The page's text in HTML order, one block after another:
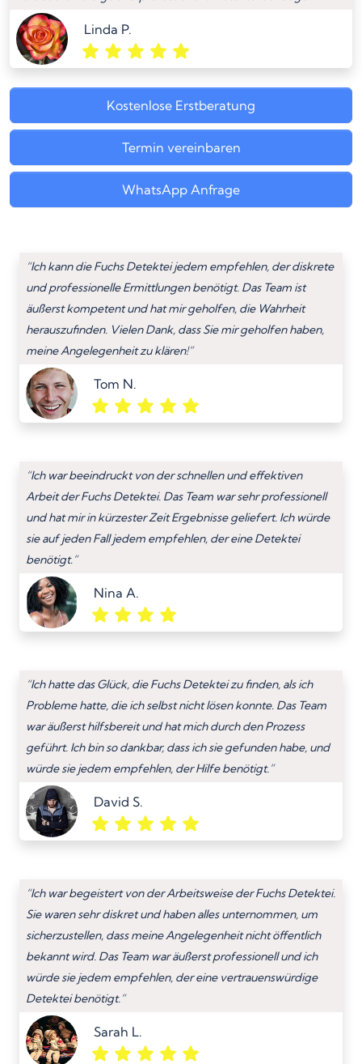
Linda P.
Kostenlose Erstberatung
Termin vereinbaren
WhatsApp Anfrage
“Ich kann die Fuchs Detektei jedem empfehlen, der diskrete
und professionelle Ermittlungen benötigt. Das Team ist
äußerst kompetent und hat mir geholfen, die Wahrheit
herauszufinden. Vielen Dank, dass Sie mir geholfen haben,
meine Angelegenheit zu klären!”
Tom N.
“Ich war beeindruckt von der schnellen und effektiven
Arbeit der Fuchs Detektei. Das Team war sehr professionell
und hat mir in kürzester Zeit Ergebnisse geliefert. Ich würde
sie auf jeden Fall jedem empfehlen, der eine Detektei
benötigt.”
Nina A.
“Ich hatte das Glück, die Fuchs Detektei zu finden, als ich
Probleme hatte, die ich selbst nicht lösen konnte. Das Team
war äußerst hilfsbereit und hat mich durch den Prozess
geführt. Ich bin so dankbar, dass ich sie gefunden habe, und
würde sie jedem empfehlen, der Hilfe benötigt.”
David S.
“Ich war begeistert von der Arbeitsweise der Fuchs Detektei.
Sie waren sehr diskret und haben alles unternommen, um
sicherzustellen, dass meine Angelegenheit nicht öffentlich
bekannt wird. Das Team war äußerst professionell und ich
würde sie jedem empfehlen, der eine vertrauenswürdige
Detektei benötigt.”
Sarah L.